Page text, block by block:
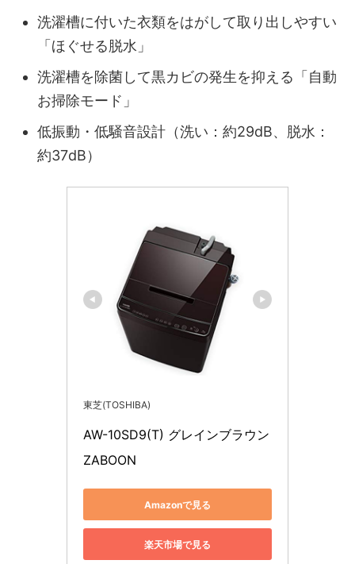
洗濯槽に付いた衣類をはがして取り出しやすい
「ほぐせる脱水」
洗濯槽を除菌して黒カビの発生を抑える「自動
お掃除モード」
低振動・低騒音設計（洗い：約29dB、脱水：
約37dB）
東芝(TOSHIBA)
AW-10SD9(T) グレインブラウン
ZABOON
Amazonで見る
楽天市場で見る